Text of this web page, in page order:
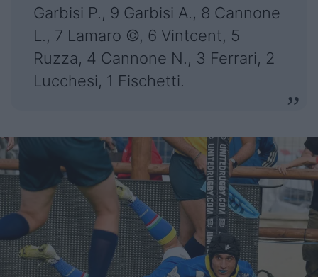
Garbisi P., 9 Garbisi A., 8 Cannone
L., 7 Lamaro ©, 6 Vintcent, 5
Ruzza, 4 Cannone N., 3 Ferrari, 2
Lucchesi, 1 Fischetti.